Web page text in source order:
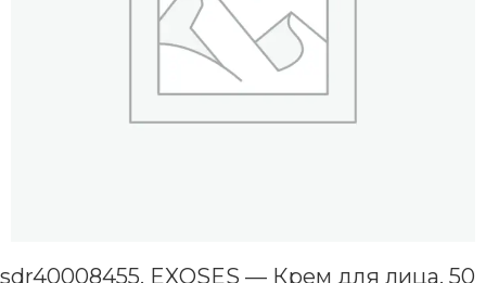
sdr40008455, EXOSES — Крем для лица, 50